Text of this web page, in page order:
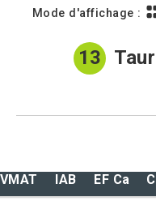
13
Mode d'affichage :
IAB EF Ca